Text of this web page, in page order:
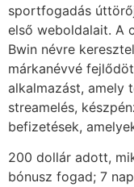
sportfogadás
első weboldalait. A
Bwin névre
márkanévvé
alkalmazást, amely
streamelés,
befizetések,
200 dollár adott,
bónusz fogad; 7